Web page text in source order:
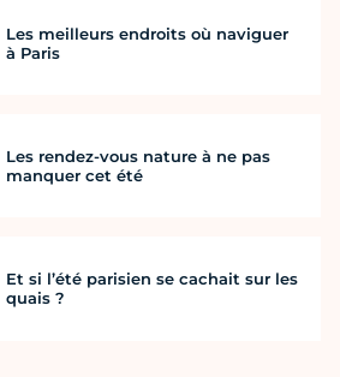
Les meilleurs endroits où naviguer
à Paris
Les rendez-vous nature à ne pas
manquer cet été
Et si l’été parisien se cachait sur les
quais ?